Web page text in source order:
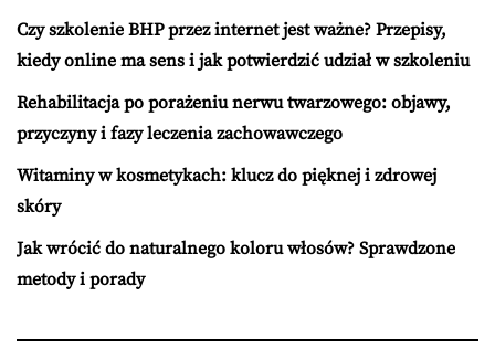
Czy szkolenie BHP przez internet jest ważne? Przepisy,
kiedy online ma sens i jak potwierdzić udział w szkoleniu
Rehabilitacja po porażeniu nerwu twarzowego: objawy,
przyczyny i fazy leczenia zachowawczego
Witaminy w kosmetykach: klucz do pięknej i zdrowej
skóry
Jak wrócić do naturalnego koloru włosów? Sprawdzone
metody i porady